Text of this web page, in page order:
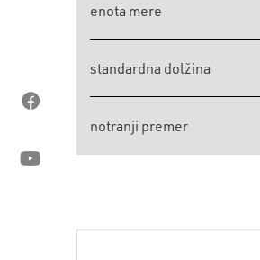
enota mere
standardna dolžina
notranji premer